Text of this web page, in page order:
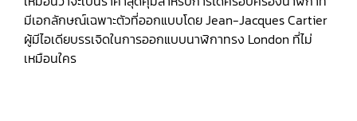
มีเอกลักษณ์เฉพาะตัวที่ออกแบบโดย Jean-Jacques Cartier
ผู้มีไอเดียบรรเจิดในการออกแบบนาฬิกาทรง London ที่ไม่
เหมือนใคร